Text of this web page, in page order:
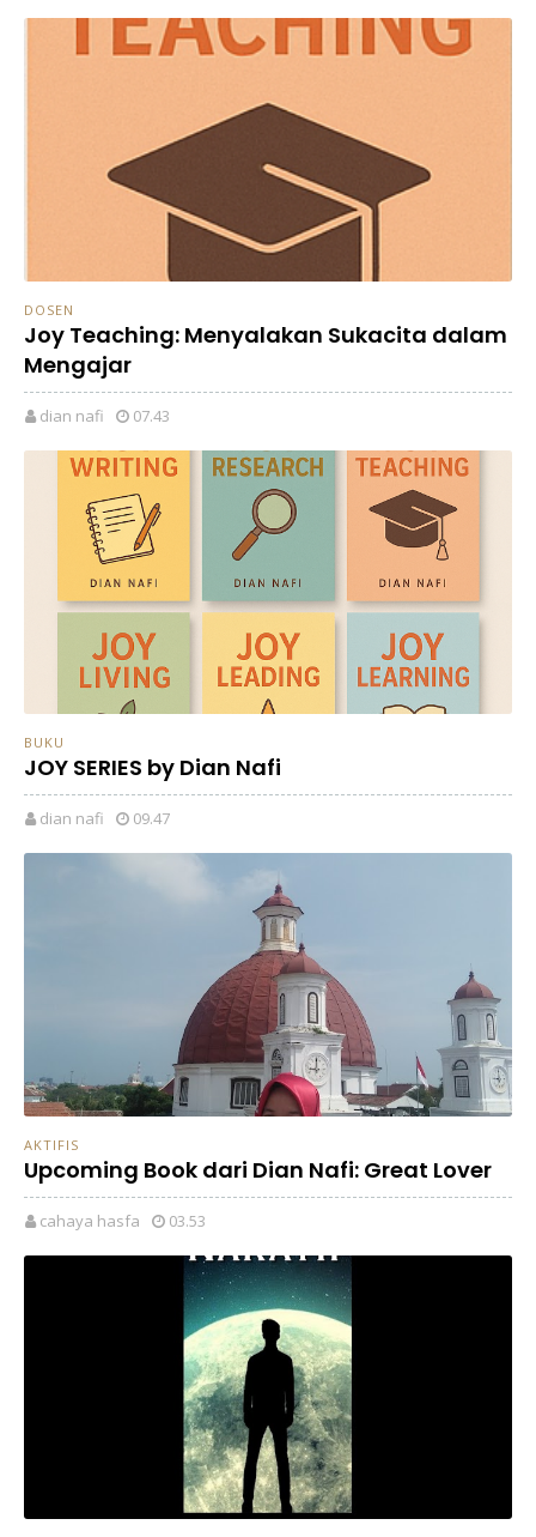
DOSEN
Joy Teaching: Menyalakan Sukacita dalam
Mengajar
dian nafi 07.43
BUKU
JOY SERIES by Dian Nafi
dian nafi 09.47
AKTIFIS
Upcoming Book dari Dian Nafi: Great Lover
cahaya hasfa 03.53